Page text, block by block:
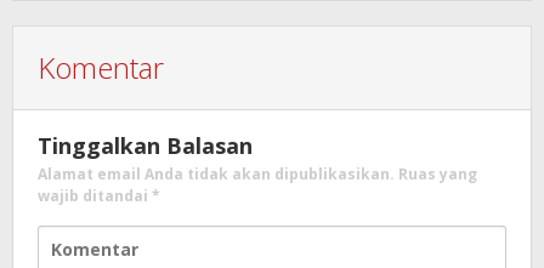
Komentar
Tinggalkan Balasan
Alamat email Anda tidak akan dipublikasikan. Ruas yang
wajib ditandai *